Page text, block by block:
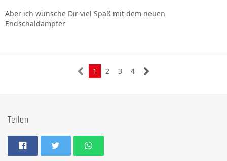
Aber ich wünsche Dir viel Spaß mit dem neuen
Endschaldämpfer
1 2 3 4
Teilen